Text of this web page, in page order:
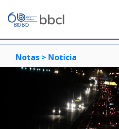
Notas > Noticia